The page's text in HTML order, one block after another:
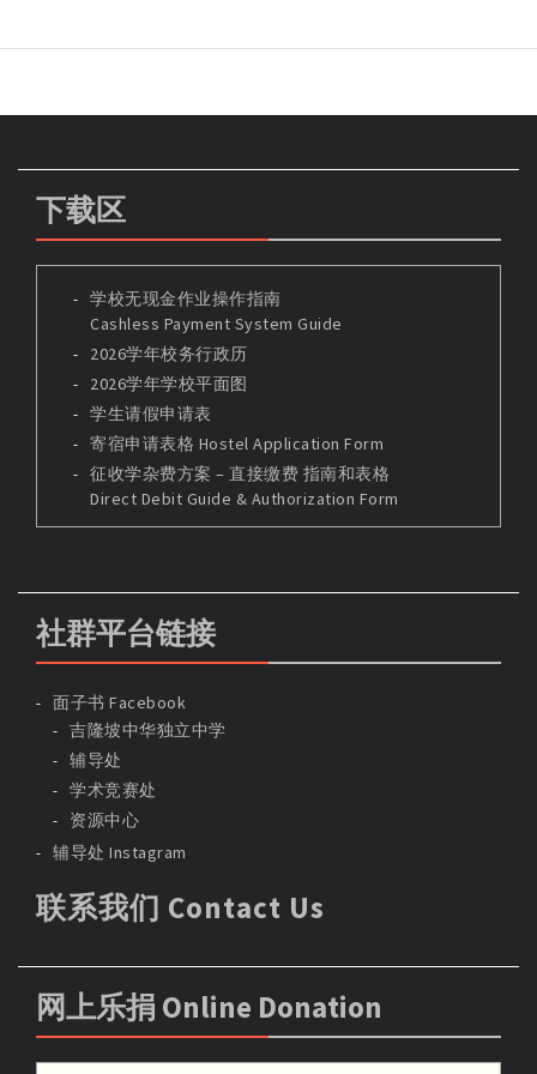
下载区
学校无现金作业操作指南
Cashless Payment System Guide
2026学年校务行政历
2026学年学校平面图
学生请假申请表
寄宿申请表格 Hostel Application Form
征收学杂费方案 – 直接缴费 指南和表格
Direct Debit Guide & Authorization Form
社群平台链接
面子书 Facebook
吉隆坡中华独立中学
辅导处
学术竞赛处
资源中心
辅导处 Instagram
联系我们 Contact Us
网上乐捐 Online Donation